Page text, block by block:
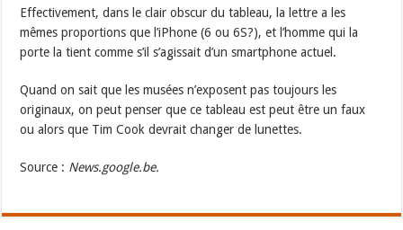
Effectivement, dans le clair obscur du tableau, la lettre a les
mêmes proportions que l’iPhone (6 ou 6S?), et l’homme qui la
porte la tient comme s’il s’agissait d’un smartphone actuel.
Quand on sait que les musées n’exposent pas toujours les
originaux, on peut penser que ce tableau est peut être un faux
ou alors que Tim Cook devrait changer de lunettes.
Source : News.google.be.